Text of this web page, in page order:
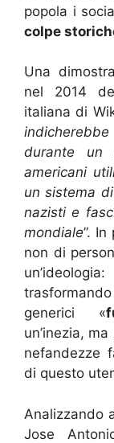
popola i
colpe
Una
nel 2014
italiana di
durante un
americani
un sistema
nazisti e
mondiale”.
non di
generici «
un’inezia,
nefandezze
di questo
Analizzando
Jose